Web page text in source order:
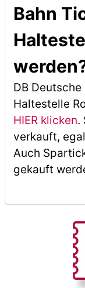
Bahn
DB
Haltestelle
HIER klicken.
verkauft,
Auch
gekauft